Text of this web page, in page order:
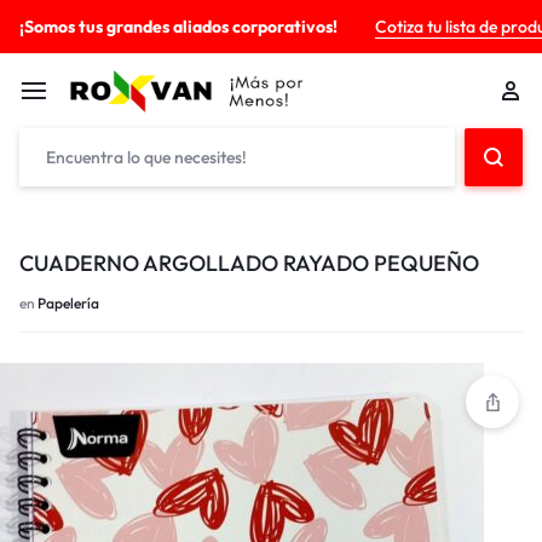
¡Somos tus grandes aliados corporativos! Cotiza tu lista de
CUADERNO ARGOLLADO RAYADO PEQUEÑO
en Papelería